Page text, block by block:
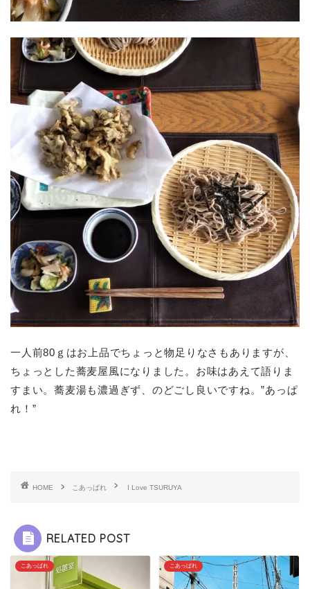
一人前80ｇはお上品でちょっと物足りなさもありますが、
ちょっとした蕎麦屋風になりました。お味はあえて語りま
すまい。蕎麦湯も濃過ぎず、のどごし良いですね。”あっぱ
れ！”
HOME こあっぱれ I Love TSURUYA
RELATED POST
こあっぱれ こあっぱれ